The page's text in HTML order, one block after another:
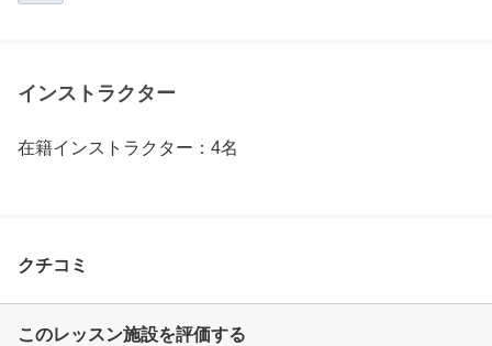
インストラクター
在籍インストラクター：4名
クチコミ
このレッスン施設を評価する